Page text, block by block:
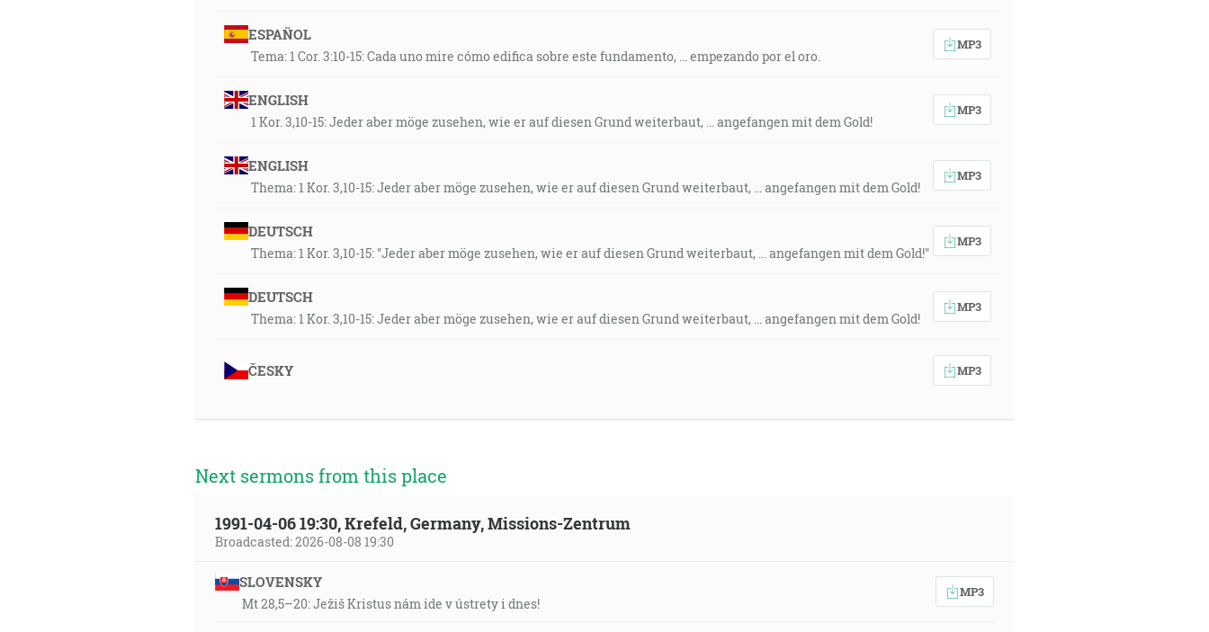
ESPAÑOL
Tema: 1 Cor. 3:10-15: Cada uno mire cómo edifica sobre este fundamento, ... empezando por el oro.
MP3
ENGLISH
1 Kor. 3,10-15: Jeder aber möge zusehen, wie er auf diesen Grund weiterbaut, ... angefangen mit dem Gold!
MP3
ENGLISH
Thema: 1 Kor. 3,10-15: Jeder aber möge zusehen, wie er auf diesen Grund weiterbaut, ... angefangen mit dem Gold!
MP3
DEUTSCH
Thema: 1 Kor. 3,10-15: "Jeder aber möge zusehen, wie er auf diesen Grund weiterbaut, ... angefangen mit dem Gold!"
MP3
DEUTSCH
Thema: 1 Kor. 3,10-15: Jeder aber möge zusehen, wie er auf diesen Grund weiterbaut, ... angefangen mit dem Gold!
MP3
ČESKY MP3
Next sermons from this place
1991-04-06 19:30, Krefeld, Germany, Missions-Zentrum
Broadcasted: 2026-08-08 19:30
SLOVENSKY
Mt 28,5–20: Ježiš Kristus nám ide v ústrety i dnes!
MP3